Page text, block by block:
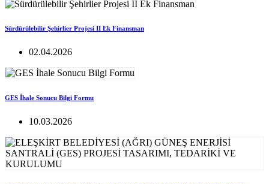
Sürdürülebilir Şehirlier Projesi II Ek Finansman
02.04.2026
GES İhale Sonucu Bilgi Formu
10.03.2026